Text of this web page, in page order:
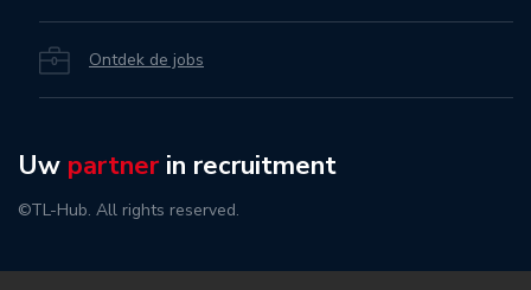
Ontdek de jobs
Uw partner in recruitment
©TL-Hub. All rights reserved.